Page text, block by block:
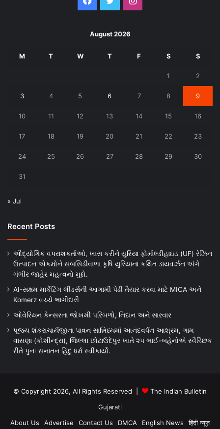
August 2026
M T W T F S S
1 2
3 4 5 6 7 8 9
10 11 12 13 14 15 16
17 18 19 20 21 22 23
24 25 26 27 28 29 30
31
« Jul
Recent Posts
ઔદ્યોગિક વપરાશકર્તાઓ, ખાસ કરીને યુરિયા ફોર્માલ્ડીહાઇડ (UF) રેઝિન
ઉત્પાદન એકમોને સબસિડીવાળા કૃષિ યુરિયાના કથિત ડાયવર્ઝન અંગે
ગંભીર જાહેર મહત્વનો મુદ્દો.
AI-સક્ષમ માર્કેટિંગ લીડર્સની આગામી પેઢી તૈયાર કરવા માટે MICA અને
Komerz વચ્ચે ભાગીદારી
ઓવેરિયન કેન્સરના જોખમી પરિબળો, નિદાન અને સારવાર
પૂજ્ય શંકરાચાર્યજીના પાવન સાન્નિધ્યમાં આનંદવર્ધન આશ્રમ, ગામ
વાસણા (કોશીન્દ્રા), જિલ્લા છોટાઉદેપુર ખાતે ૨૫ ભાઈ-બહેનોએ સ્વૈચ્છિક
રીતે પુનઃ સનાતન હિંદુ ધર્મ સ્વીકાર્યો.
© Copyright 2026, All Rights Reserved |
The Indian Bulletin
Gujarati
About Us
Advertise Contact Us DMCA English News हिंदी न्यूज़